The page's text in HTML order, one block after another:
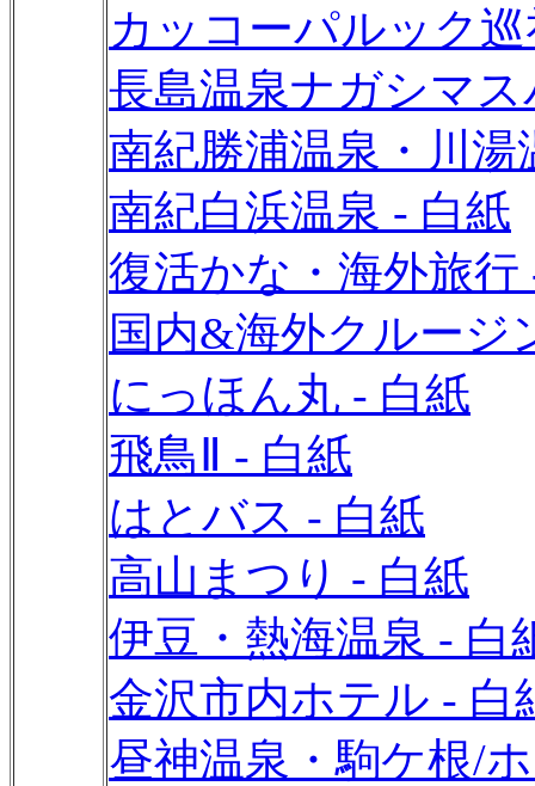
カッコーパルック
長島温泉ナガシマ
南紀勝浦温泉・川
南紀白浜温泉 - 白紙
復活かな・海外旅行
国内&海外クルージ
にっほん丸 - 白紙
飛鳥Ⅱ - 白紙
はとバス - 白紙
高山まつり - 白紙
伊豆・熱海温泉 - 白
金沢市内ホテル -
昼神温泉・駒ケ根/